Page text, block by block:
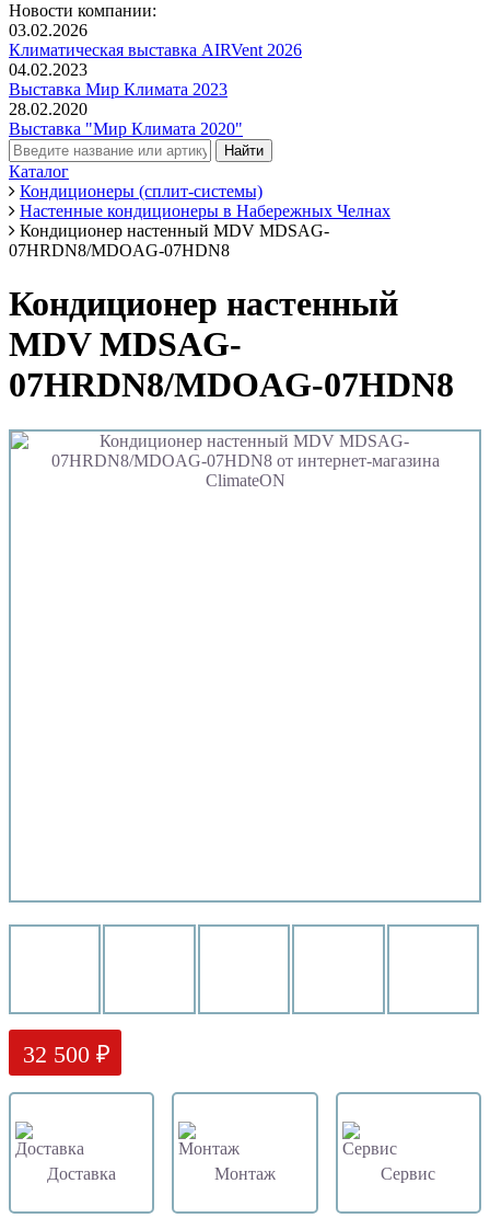
Новости компании:
03.02.2026
Климатическая выставка AIRVent 2026
04.02.2023
Выставка Мир Климата 2023
28.02.2020
Выставка "Мир Климата 2020"
Каталог
Кондиционеры (сплит-системы)
Настенные кондиционеры в Набережных Челнах
Кондиционер настенный MDV MDSAG-
07HRDN8/MDOAG-07HDN8
Кондиционер настенный
MDV MDSAG-
07HRDN8/MDOAG-07HDN8
32 500 ₽
Доставка Монтаж Сервис